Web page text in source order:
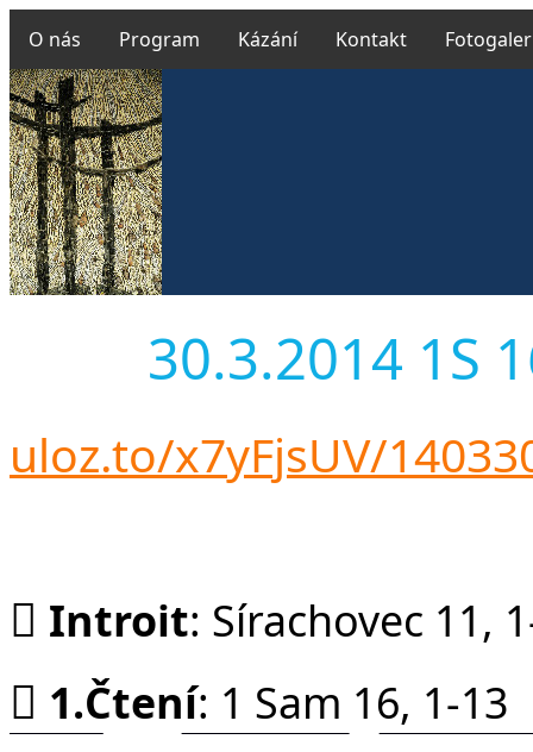
O nás Program Kázání Kontakt
30.3.2014 1S
uloz.to/x7yFjsUV/
 Introit: Sírachovec 11,
 1.Čtení: 1 Sam 16, 1-13